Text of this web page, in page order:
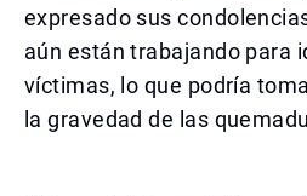
expresado sus
aún están trabajando para
víctimas, lo que podría
la gravedad de las